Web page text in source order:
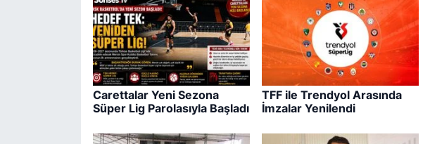
Carettalar Yeni Sezona
Süper Lig Parolasıyla Başladı
TFF ile Trendyol Arasında
İmzalar Yenilendi